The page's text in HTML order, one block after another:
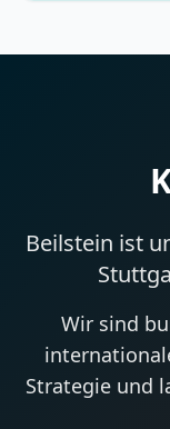
Beilstein ist
Wir sind
Strategie und